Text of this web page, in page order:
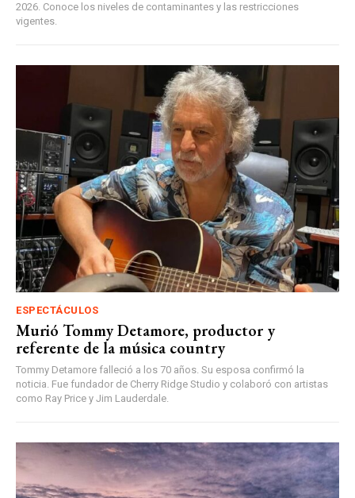
2026. Conoce los niveles de contaminantes y las restricciones
vigentes.
ESPECTÁCULOS
Murió Tommy Detamore, productor y
referente de la música country
Tommy Detamore falleció a los 70 años. Su esposa confirmó la
noticia. Fue fundador de Cherry Ridge Studio y colaboró con artistas
como Ray Price y Jim Lauderdale.